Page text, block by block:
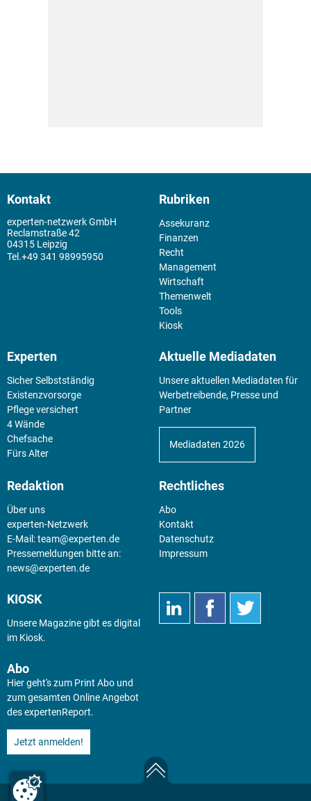
Kontakt
experten-netzwerk GmbH
Reclamstraße 42
04315 Leipzig
+49 341 98995950
Rubriken
Assekuranz
Finanzen
Recht
Management
Wirtschaft
Themenwelt
Tools
Kiosk
Experten
Sicher Selbstständig
Existenz­vorsorge
Pflege versichert
4 Wände
Chefsache
Fürs Alter
Aktuelle Mediadaten
Unsere aktuellen Mediadaten für
Werbetreibende, Presse und
Partner
Mediadaten 2026
Redaktion
Über uns
experten-Netzwerk
E-Mail:team@experten.de
Pressemeldungen bitte an:
news@experten.de
Rechtliches
Abo
Kontakt
Datenschutz
Impressum
KIOSK
Unsere Magazine gibt es digital
im Kiosk.
Abo
Hier geht's zum Print Abo und
zum gesamten Online Angebot
des expertenReport.
Jetzt anmelden!